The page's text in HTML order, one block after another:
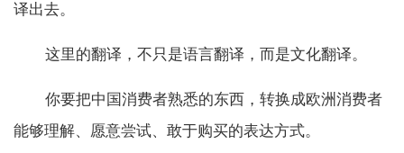
译出去。
这里的翻译，不只是语言翻译，而是文化翻译。
你要把中国消费者熟悉的东西，转换成欧洲消费者
能够理解、愿意尝试、敢于购买的表达方式。